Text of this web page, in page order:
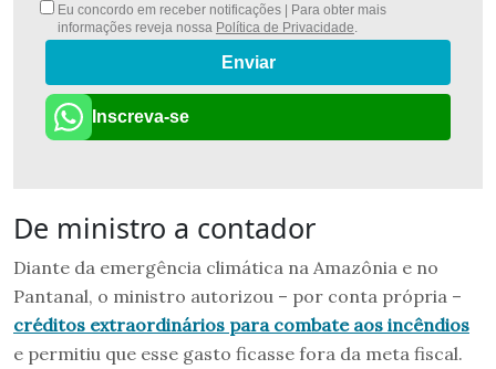
Eu concordo em receber notificações | Para obter mais
informações reveja nossa Política de Privacidade
Enviar
Inscreva-se
De ministro a contador
Diante da emergência climática na Amazônia e no
Pantanal, o ministro autorizou – por conta própria –
créditos extraordinários para combate aos incêndios
e permitiu que esse gasto ficasse fora da meta fiscal.